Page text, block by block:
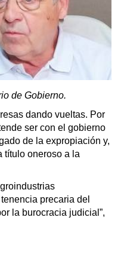
de Gobierno.
dando vueltas. Por
ser con el gobierno
de la expropiación y,
título oneroso a la
precaria del
la burocracia judicial”,